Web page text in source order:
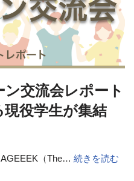
交流会レポート
現役学生が集結
（The… 続きを読む